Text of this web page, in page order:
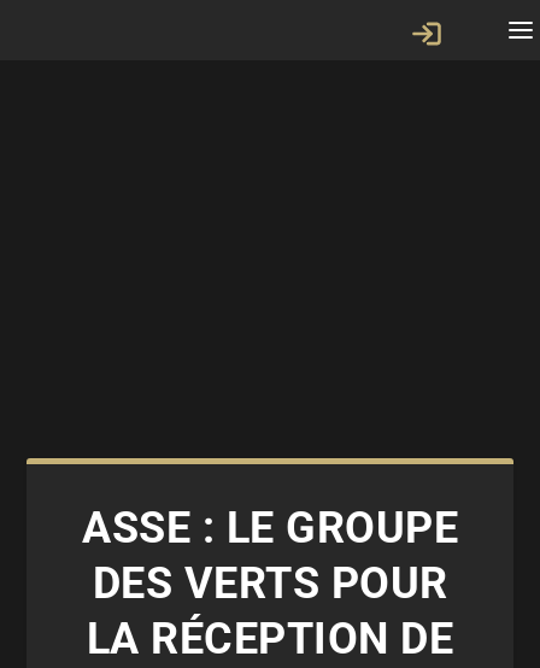
ASSE : LE GROUPE
DES VERTS POUR
LA RÉCEPTION DE